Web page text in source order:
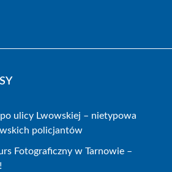
ulicy Lwowskiej – nietypowa
policjantów
Fotograficzny w Tarnowie –